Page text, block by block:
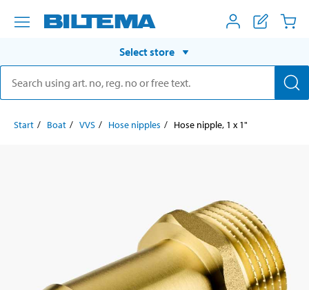
Select store
Start Boat VVS Hose nipples Hose nipple, 1 x 1"